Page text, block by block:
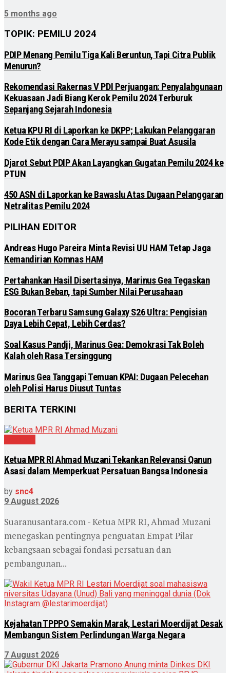
5 months ago
TOPIK: PEMILU 2024
PDIP Menang Pemilu Tiga Kali Beruntun, Tapi Citra Publik
Menurun?
Rekomendasi Rakernas V PDI Perjuangan: Penyalahgunaan
Kekuasaan Jadi Biang Kerok Pemilu 2024 Terburuk
Sepanjang Sejarah Indonesia
Ketua KPU RI di Laporkan ke DKPP; Lakukan Pelanggaran
Kode Etik dengan Cara Merayu sampai Buat Asusila
Djarot Sebut PDIP Akan Layangkan Gugatan Pemilu 2024 ke
PTUN
450 ASN di Laporkan ke Bawaslu Atas Dugaan Pelanggaran
Netralitas Pemilu 2024
PILIHAN EDITOR
Andreas Hugo Pareira Minta Revisi UU HAM Tetap Jaga
Kemandirian Komnas HAM
Pertahankan Hasil Disertasinya, Marinus Gea Tegaskan
ESG Bukan Beban, tapi Sumber Nilai Perusahaan
Bocoran Terbaru Samsung Galaxy S26 Ultra: Pengisian
Daya Lebih Cepat, Lebih Cerdas?
Soal Kasus Pandji, Marinus Gea: Demokrasi Tak Boleh
Kalah oleh Rasa Tersinggung
Marinus Gea Tanggapi Temuan KPAI: Dugaan Pelecehan
oleh Polisi Harus Diusut Tuntas
BERITA TERKINI
Ketua MPR RI Ahmad Muzani Tekankan Relevansi Qanun
Asasi dalam Memperkuat Persatuan Bangsa Indonesia
by snc4
9 August 2026
Suaranusantara.com - Ketua MPR RI, Ahmad Muzani
menegaskan pentingnya penguatan Empat Pilar
kebangsaan sebagai fondasi persatuan dan
pembangunan...
Kejahatan TPPPO Semakin Marak, Lestari Moerdijat Desak
Membangun Sistem Perlindungan Warga Negara
7 August 2026